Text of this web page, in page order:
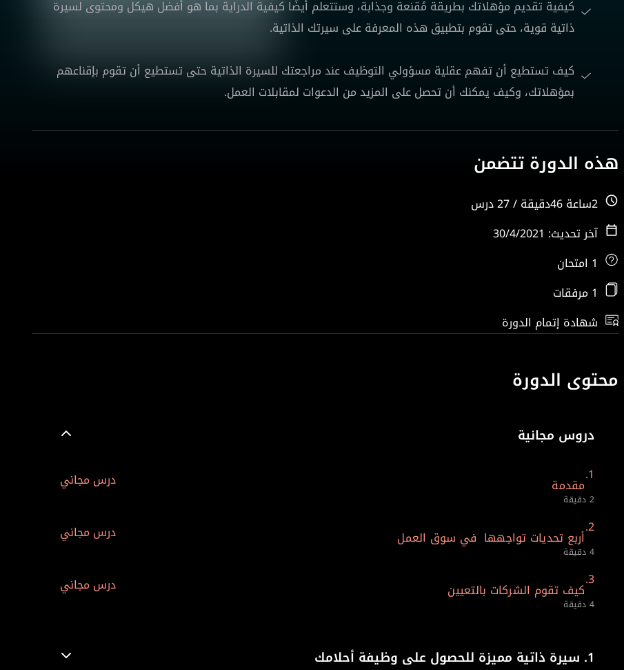
كيفية تقديم مؤهلاتك بطريقة مُقنعة وجذابة، وستتعلم أيضًا كيفية الدراية بما هو أفضل هيكل ومحتوى لسيرة
ذاتية قوية، حتى تقوم بتطبيق هذه المعرفة على سيرتك الذاتية.
كيف تستطيع أن تفهم عقلية مسؤولي التوظيف عند مراجعتك للسيرة الذاتية حتى تستطيع أن تقوم بإقناعهم
بمؤهلاتك، وكيف يمكنك أن تحصل على المزيد من الدعوات لمقابلات العمل.
هذه الدورة تتضمن
آخر تحديث: 30/4/2021
شهادة إتمام الدورة
محتوى الدورة
دروس مجانية
1.
مقدمة درس مجاني
2 دقيقة
2.
أربع تحديات تواجهها في سوق العمل درس مجاني
4 دقيقة
3.
كيف تقوم الشركات بالتعيين درس مجاني
4 دقيقة
1. سيرة ذاتية مميزة للحصول على وظيفة أحلامك